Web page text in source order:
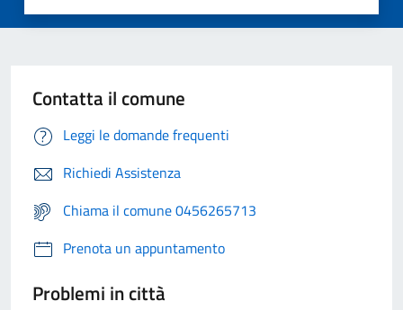
Contatta il comune
Leggi le domande frequenti
Richiedi Assistenza
Chiama il comune 0456265713
Prenota un appuntamento
Problemi in città